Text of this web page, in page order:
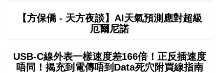
【方保僑 - 天方夜談】AI天氣預測應對超級
厄爾尼諾
USB-C線外表一樣速度差166倍！正反插速度
唔同！揭充到電傳唔到Data死穴附買線指南